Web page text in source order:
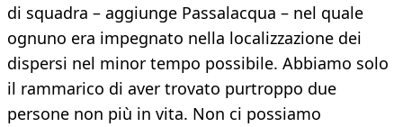
di squadra – aggiunge Passalacqua – nel quale
ognuno era impegnato nella localizzazione dei
dispersi nel minor tempo possibile. Abbiamo solo
il rammarico di aver trovato purtroppo due
persone non più in vita. Non ci possiamo